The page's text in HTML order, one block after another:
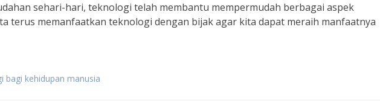
sehari-hari, teknologi telah membantu mempermudah berbagai aspek
terus memanfaatkan teknologi dengan bijak agar kita dapat meraih manfaatnya
bagi kehidupan manusia